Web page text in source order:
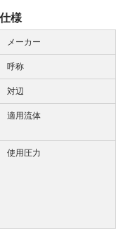
仕様
メーカー
呼称
対辺
適用流体
使用圧力